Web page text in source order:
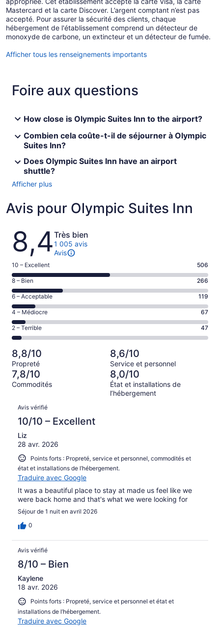
Mastercard et la carte Discover. L’argent comptant n’est pas
accepté. Pour assurer la sécurité des clients, chaque
hébergement de l'établissement comprend un détecteur de
monoxyde de carbone, un extincteur et un détecteur de fumée.
Afficher tous les renseignements importants
Foire aux questions
How close is Olympic Suites Inn to the airport?
Combien cela coûte-t-il de séjourner à Olympic
Suites Inn?
Does Olympic Suites Inn have an airport
shuttle?
Afficher plus
Avis pour Olympic Suites Inn
Avis
8,4Très bien
1 005 avis
Avis
Note
de 10
–
Excellent,
d’après
506 avis
sur 1005.
10 – Excellent 506
Note
de 8
–
Bien,
d’après
266 avis
sur 1005.
8 – Bien 266
Note
de 6
–
Acceptable,
d’après
sur 1005.
6 – Acceptable 119
Note
de 4
–
Médiocre,
d’après
67 avis
sur 1005.
4 – Médiocre 67
Note
de 2
–
Terrible,
d’après
47 avis
sur 1005.
2 – Terrible 47
8,8/10
Propreté
8,6/10
Service et personnel
7,8/10
Commodités
8,0/10
État et installations de
l’hébergement
Avis
Avis vérifié
10/10 – Excellent
Liz
28 avr. 2026
Points forts : Propreté, service et personnel, commodités et
état et installations de l’hébergement.
Traduire avec Google
It was a beautiful place to stay at made us feel like we
were back home and that's what we were looking for
Séjour de 1 nuit en avril 2026
0
Avis vérifié
8/10 – Bien
Kaylene
18 avr. 2026
Points forts : Propreté, service et personnel et état et
installations de l’hébergement.
Traduire avec Google